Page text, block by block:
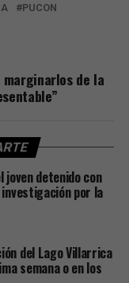
PUCON
de la
joven detenido con
por la
del Lago Villarrica
semana o en los